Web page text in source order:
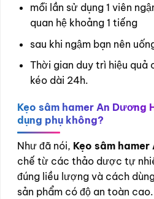
mỗi lần sử dụng 1 viên
quan hệ khoảng 1 tiếng
sau khi ngậm bạn nên
Thời gian duy trì hiệu quả
kéo dài 24h.
Kẹo sâm hamer An Dương
dụng phụ không?
Như đã nói, Kẹo sâm hamer
chế từ các thảo dược tự
đúng liều lượng và cách
sản phẩm có độ an toàn